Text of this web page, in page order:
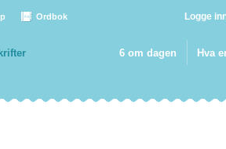
6 om dagen Hva
Ordbok Logge